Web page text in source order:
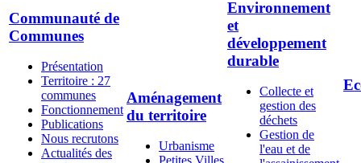
Communauté de
Communes
Présentation
Territoire : 27
communes
Fonctionnement
Publications
Nous recrutons
Actualités des
Aménagement
du territoire
Urbanisme
Environnement
et
développement
durable
Collecte et
gestion des
déchets
Gestion de
l'eau et de